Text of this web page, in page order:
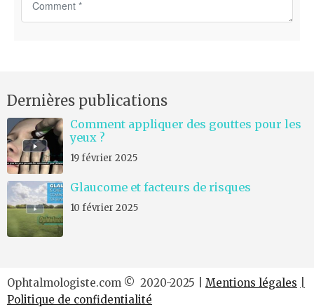
t
*
Dernières publications
Comment appliquer des gouttes pour les
yeux ?
19 février 2025
Glaucome et facteurs de risques
10 février 2025
Ophtalmologiste.com © 2020-2025 | Mentions légales
Politique de confidentialité